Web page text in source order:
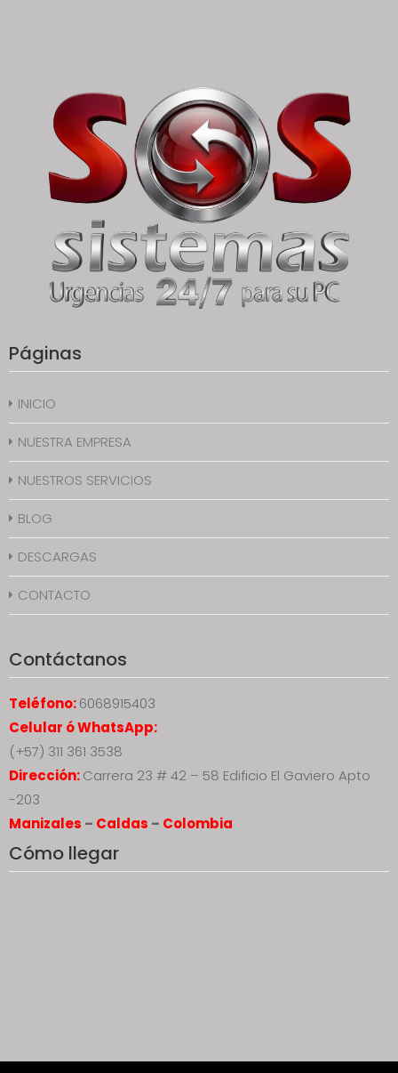
Páginas
INICIO
NUESTRA EMPRESA
NUESTROS SERVICIOS
BLOG
DESCARGAS
CONTACTO
Contáctanos
Teléfono:6068915403
Celular ó WhatsApp:
(+57) 311 361 3538
Dirección:Carrera 23 # 42 – 58 Edificio El Gaviero Apto
-203
Manizales – Caldas – Colombia
Cómo llegar